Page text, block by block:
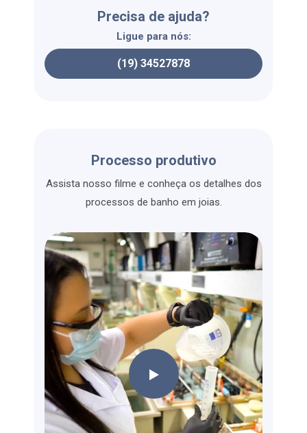
Precisa de ajuda?
Ligue para nós:
(19) 34527878
Processo produtivo
Assista nosso filme e conheça os detalhes dos
processos de banho em joias.